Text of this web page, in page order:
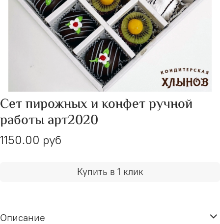
Сет пирожных и конфет ручной
работы арт2020
1150.00 руб
Купить в 1 клик
Описание